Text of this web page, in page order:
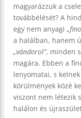
magyarázzuk a
továbbélését? A
egy nem anyagi
a halálban, hanem
„vándorol”, minden
magára. Ebben a
lenyomatai, s
körülmények közé
viszont nem létezik
halálon és